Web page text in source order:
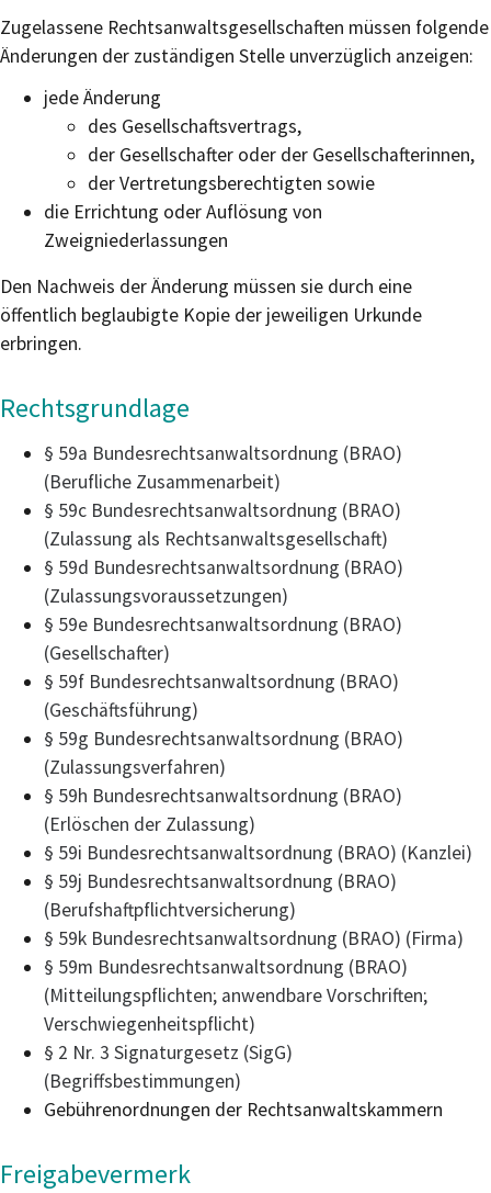
Zugelassene Rechtsanwaltsgesellschaften müssen folgende
Änderungen der zuständigen Stelle unverzüglich anzeigen:
jede Änderung
des Gesellschaftsvertrags,
der Gesellschafter oder der Gesellschafterinnen,
der Vertretungsberechtigten sowie
die Errichtung oder Auflösung von
Zweigniederlassungen
Den Nachweis der Änderung müssen sie durch eine
öffentlich beglaubigte Kopie der jeweiligen Urkunde
erbringen.
Rechtsgrundlage
§ 59a Bundesrechtsanwaltsordnung (BRAO)
(Berufliche Zusammenarbeit)
§ 59c Bundesrechtsanwaltsordnung (BRAO)
(Zulassung als Rechtsanwaltsgesellschaft)
§ 59d Bundesrechtsanwaltsordnung (BRAO)
(Zulassungsvoraussetzungen)
§ 59e Bundesrechtsanwaltsordnung (BRAO)
(Gesellschafter)
§ 59f Bundesrechtsanwaltsordnung (BRAO)
(Geschäftsführung)
§ 59g Bundesrechtsanwaltsordnung (BRAO)
(Zulassungsverfahren)
§ 59h Bundesrechtsanwaltsordnung (BRAO)
(Erlöschen der Zulassung)
§ 59i Bundesrechtsanwaltsordnung (BRAO) (Kanzlei)
§ 59j Bundesrechtsanwaltsordnung (BRAO)
(Berufshaftpflichtversicherung)
§ 59k Bundesrechtsanwaltsordnung (BRAO) (Firma)
§ 59m Bundesrechtsanwaltsordnung (BRAO)
(Mitteilungspflichten; anwendbare Vorschriften;
Verschwiegenheitspflicht)
§ 2 Nr. 3 Signaturgesetz (SigG)
(Begriffsbestimmungen)
Gebührenordnungen der Rechtsanwaltskammern
Freigabevermerk